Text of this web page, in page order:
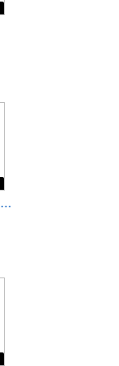
MANDO A DISTANCIA EN 3º CICLO DE PRIMARIA